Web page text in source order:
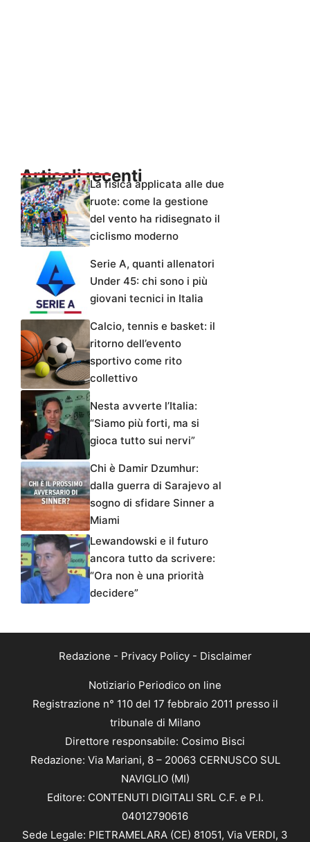
Articoli recentiLa fisica applicata alle due
ruote: come la gestione
del vento ha ridisegnato il
ciclismo moderno
Serie A, quanti allenatori
Under 45: chi sono i più
giovani tecnici in Italia
Calcio, tennis e basket: il
ritorno dell’evento
sportivo come rito
collettivo
Nesta avverte l’Italia:
“Siamo più forti, ma si
gioca tutto sui nervi”
Chi è Damir Dzumhur:
dalla guerra di Sarajevo al
sogno di sfidare Sinner a
Miami
Lewandowski e il futuro
ancora tutto da scrivere:
“Ora non è una priorità
decidere”
Redazione - Privacy Policy- Disclaimer
Notiziario Periodico on line
Registrazione n° 110 del 17 febbraio 2011 presso il
tribunale di Milano
Direttore responsabile: Cosimo Bisci
Redazione: Via Mariani, 8 – 20063 CERNUSCO SUL
NAVIGLIO (MI)
Editore: CONTENUTI DIGITALI SRL C.F. e P.I.
04012790616
Sede Legale: PIETRAMELARA (CE) 81051, Via VERDI, 3